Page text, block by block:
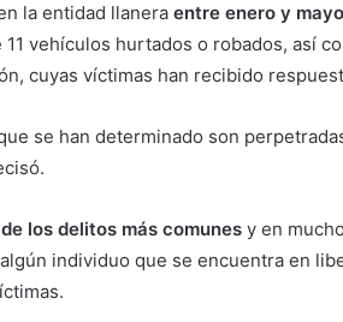
la entidad llanera entre enero y
vehículos hurtados o robados, así
cuyas víctimas han recibido
se han determinado son
los delitos más comunes y en
individuo que se encuentra en